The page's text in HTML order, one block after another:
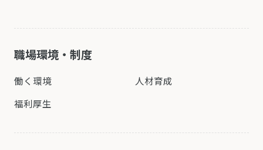
職場環境・制度
働く環境
人材育成
福利厚生